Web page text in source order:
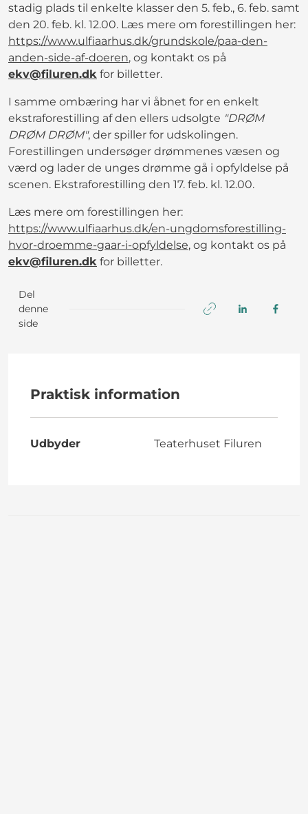
stadig plads til enkelte klasser den 5. feb., 6. feb. samt
den 20. feb. kl. 12.00. Læs mere om forestillingen her:
https://www.ulfiaarhus.dk/grundskole/paa-den-
anden-side-af-doeren, og kontakt os på
ekv@filuren.dk for billetter.
I samme ombæring har vi åbnet for en enkelt
ekstraforestilling af den ellers udsolgte "DRØM
DRØM DRØM", der spiller for udskolingen.
Forestillingen undersøger drømmenes væsen og
værd og lader de unges drømme gå i opfyldelse på
scenen. Ekstraforestilling den 17. feb. kl. 12.00.
Læs mere om forestillingen her:
https://www.ulfiaarhus.dk/en-ungdomsforestilling-
hvor-droemme-gaar-i-opfyldelse, og kontakt os på
ekv@filuren.dk for billetter.
Del
denne
side
Praktisk information
Udbyder Teaterhuset Filuren